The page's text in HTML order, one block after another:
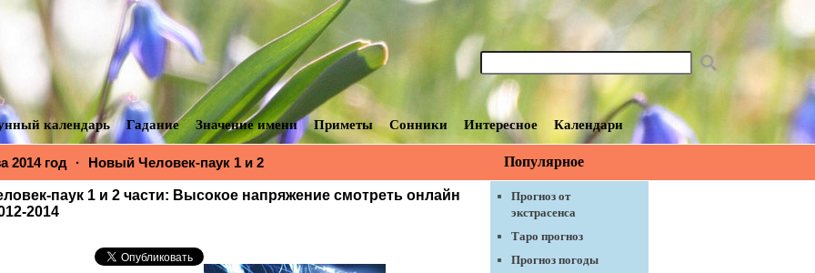
календарь Гадание Значение имени Приметы Сонники Интересное Календари
2014 год · Новый Человек-паук 1 и 2
паук 1 и 2 части: Высокое напряжение смотреть онлайн
2014
Популярное
Прогноз от
экстрасенса
Таро прогноз
Прогноз погоды